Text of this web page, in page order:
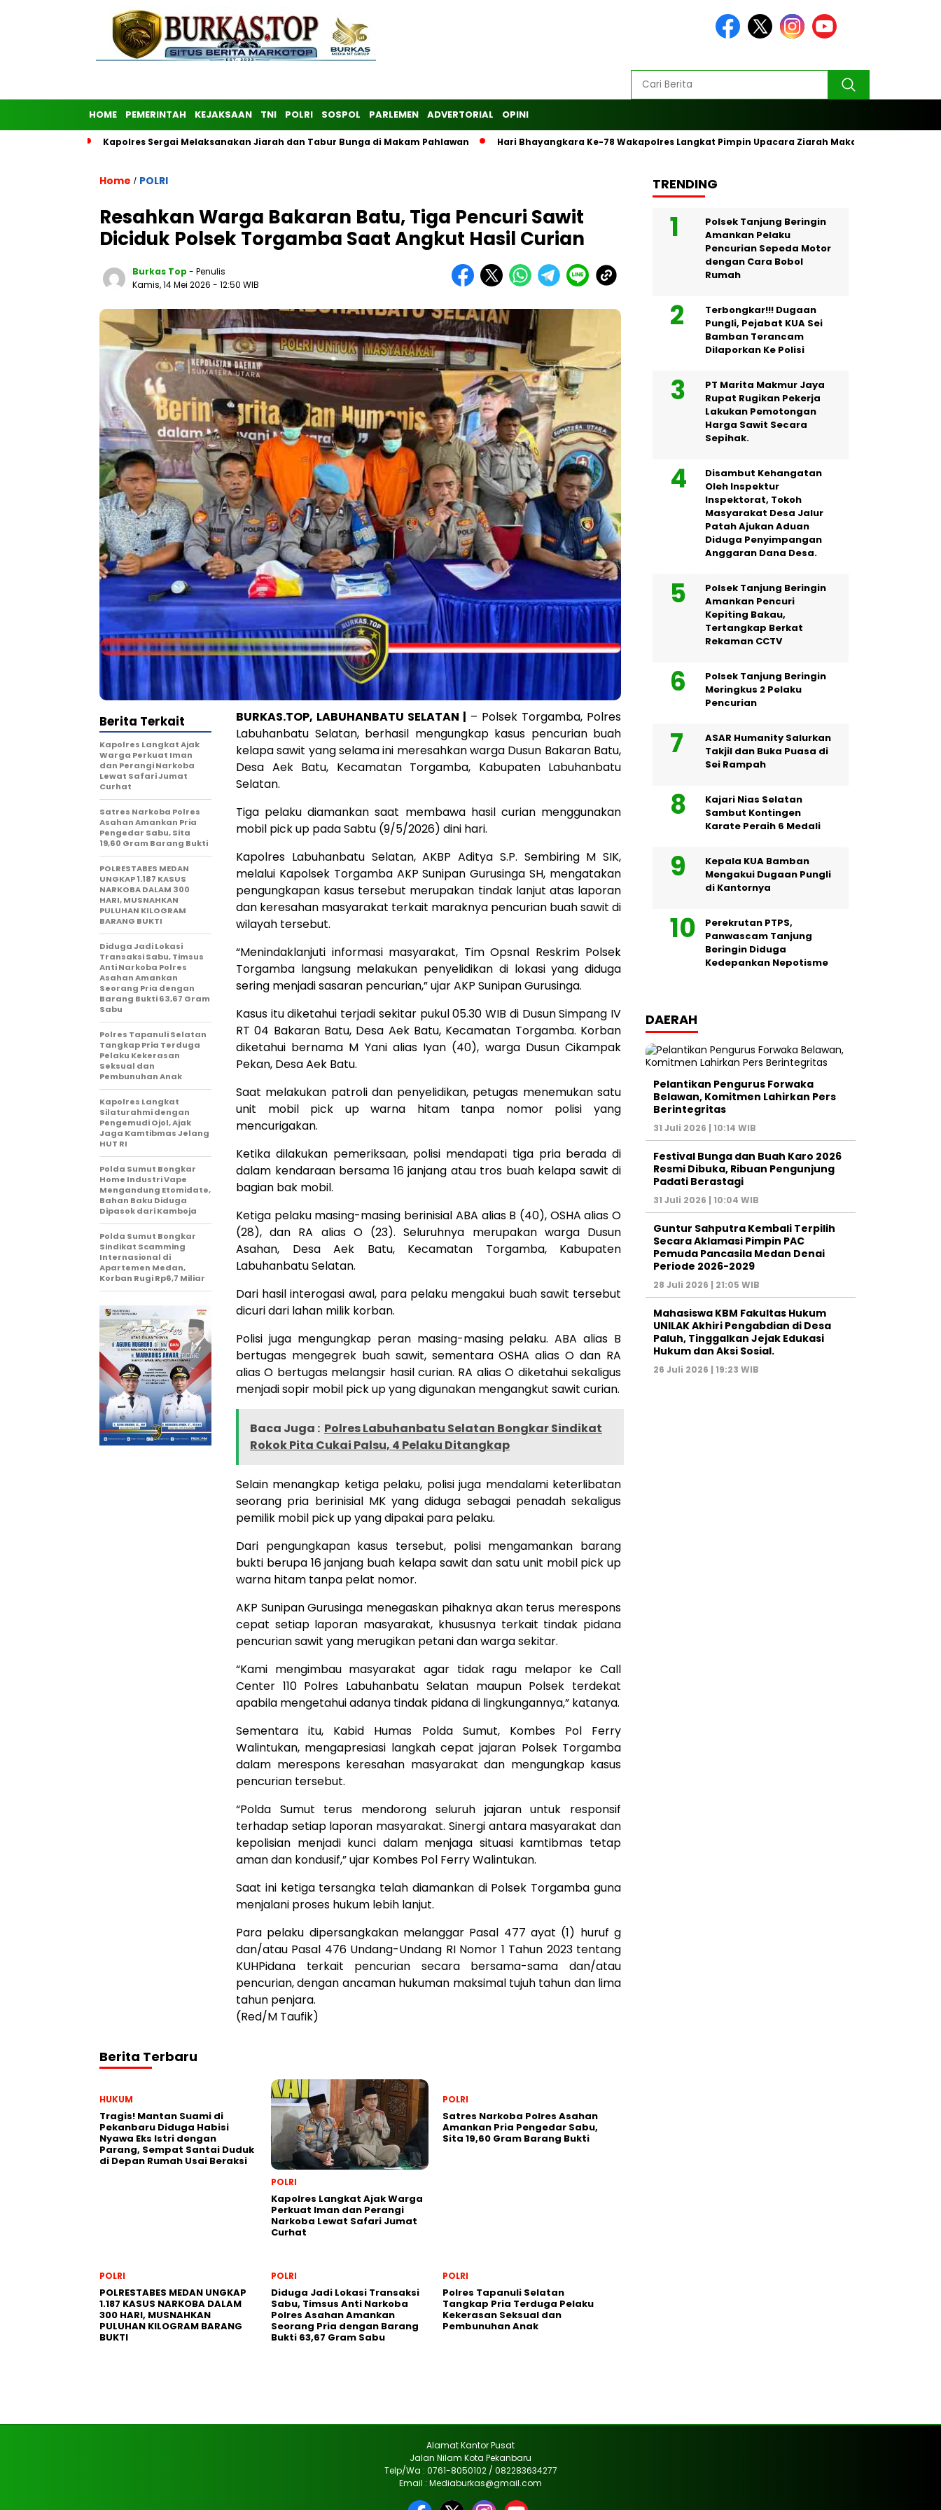
HOME PEMERINTAH KEJAKSAAN TNI POLRI SOSPOL PARLEMEN ADVERTORIAL OPINI
Kapolres Sergai Melaksanakan Jiarah dan Tabur Bunga di Makam Pahlawan Hari Bhayangkara Ke-78 Wakapolres Langkat Pimpin Upacara Ziarah Makam Pahlawan
Home / POLRI
Resahkan Warga Bakaran Batu, Tiga Pencuri Sawit
Diciduk Polsek Torgamba Saat Angkut Hasil Curian
Burkas Top - Penulis
Kamis, 14 Mei 2026 - 12:50 WIB
BURKAS.TOP, LABUHANBATU SELATAN | – Polsek Torgamba, Polres
Labuhanbatu Selatan, berhasil mengungkap kasus pencurian buah
kelapa sawit yang selama ini meresahkan warga Dusun Bakaran Batu,
Desa Aek Batu, Kecamatan Torgamba, Kabupaten Labuhanbatu
Selatan.
Tiga pelaku diamankan saat membawa hasil curian menggunakan
mobil pick up pada Sabtu (9/5/2026) dini hari.
Kapolres Labuhanbatu Selatan, AKBP Aditya S.P. Sembiring M SIK,
melalui Kapolsek Torgamba AKP Sunipan Gurusinga SH, mengatakan
pengungkapan kasus tersebut merupakan tindak lanjut atas laporan
dan keresahan masyarakat terkait maraknya pencurian buah sawit di
wilayah tersebut.
“Menindaklanjuti informasi masyarakat, Tim Opsnal Reskrim Polsek
Torgamba langsung melakukan penyelidikan di lokasi yang diduga
sering menjadi sasaran pencurian,” ujar AKP Sunipan Gurusinga.
Kasus itu diketahui terjadi sekitar pukul 05.30 WIB di Dusun Simpang IV
RT 04 Bakaran Batu, Desa Aek Batu, Kecamatan Torgamba. Korban
diketahui bernama M Yani alias Iyan (40), warga Dusun Cikampak
Pekan, Desa Aek Batu.
Saat melakukan patroli dan penyelidikan, petugas menemukan satu
unit mobil pick up warna hitam tanpa nomor polisi yang
mencurigakan.
Ketika dilakukan pemeriksaan, polisi mendapati tiga pria berada di
dalam kendaraan bersama 16 janjang atau tros buah kelapa sawit di
bagian bak mobil.
Ketiga pelaku masing-masing berinisial ABA alias B (40), OSHA alias O
(28), dan RA alias O (23). Seluruhnya merupakan warga Dusun
Asahan, Desa Aek Batu, Kecamatan Torgamba, Kabupaten
Labuhanbatu Selatan.
Dari hasil interogasi awal, para pelaku mengakui buah sawit tersebut
dicuri dari lahan milik korban.
Polisi juga mengungkap peran masing-masing pelaku. ABA alias B
bertugas mengegrek buah sawit, sementara OSHA alias O dan RA
alias O bertugas melangsir hasil curian. RA alias O diketahui sekaligus
menjadi sopir mobil pick up yang digunakan mengangkut sawit curian.
Baca Juga : Polres Labuhanbatu Selatan Bongkar Sindikat
Rokok Pita Cukai Palsu, 4 Pelaku Ditangkap
Selain menangkap ketiga pelaku, polisi juga mendalami keterlibatan
seorang pria berinisial MK yang diduga sebagai penadah sekaligus
pemilik mobil pick up yang dipakai para pelaku.
Dari pengungkapan kasus tersebut, polisi mengamankan barang
bukti berupa 16 janjang buah kelapa sawit dan satu unit mobil pick up
warna hitam tanpa pelat nomor.
AKP Sunipan Gurusinga menegaskan pihaknya akan terus merespons
cepat setiap laporan masyarakat, khususnya terkait tindak pidana
pencurian sawit yang merugikan petani dan warga sekitar.
“Kami mengimbau masyarakat agar tidak ragu melapor ke Call
Center 110 Polres Labuhanbatu Selatan maupun Polsek terdekat
apabila mengetahui adanya tindak pidana di lingkungannya,” katanya.
Sementara itu, Kabid Humas Polda Sumut, Kombes Pol Ferry
Walintukan, mengapresiasi langkah cepat jajaran Polsek Torgamba
dalam merespons keresahan masyarakat dan mengungkap kasus
pencurian tersebut.
“Polda Sumut terus mendorong seluruh jajaran untuk responsif
terhadap setiap laporan masyarakat. Sinergi antara masyarakat dan
kepolisian menjadi kunci dalam menjaga situasi kamtibmas tetap
aman dan kondusif,” ujar Kombes Pol Ferry Walintukan.
Saat ini ketiga tersangka telah diamankan di Polsek Torgamba guna
menjalani proses hukum lebih lanjut.
Para pelaku dipersangkakan melanggar Pasal 477 ayat (1) huruf g
dan/atau Pasal 476 Undang-Undang RI Nomor 1 Tahun 2023 tentang
KUHPidana terkait pencurian secara bersama-sama dan/atau
pencurian, dengan ancaman hukuman maksimal tujuh tahun dan lima
tahun penjara.
(Red/M Taufik)
Berita Terkait
Kapolres Langkat Ajak
Warga Perkuat Iman
dan Perangi Narkoba
Lewat Safari Jumat
Curhat
Satres Narkoba Polres
Asahan Amankan Pria
Pengedar Sabu, Sita
19,60 Gram Barang Bukti
POLRESTABES MEDAN
UNGKAP 1.187 KASUS
NARKOBA DALAM 300
HARI, MUSNAHKAN
PULUHAN KILOGRAM
BARANG BUKTI
Diduga Jadi Lokasi
Transaksi Sabu, Timsus
Anti Narkoba Polres
Asahan Amankan
Seorang Pria dengan
Barang Bukti 63,67 Gram
Sabu
Polres Tapanuli Selatan
Tangkap Pria Terduga
Pelaku Kekerasan
Seksual dan
Pembunuhan Anak
Kapolres Langkat
Silaturahmi dengan
Pengemudi Ojol, Ajak
Jaga Kamtibmas Jelang
HUT RI
Polda Sumut Bongkar
Home Industri Vape
Mengandung Etomidate,
Bahan Baku Diduga
Dipasok dari Kamboja
Polda Sumut Bongkar
Sindikat Scamming
Internasional di
Apartemen Medan,
Korban Rugi Rp6,7 Miliar
Berita Terbaru
HUKUM
Tragis! Mantan Suami di
Pekanbaru Diduga Habisi
Nyawa Eks Istri dengan
Parang, Sempat Santai Duduk
di Depan Rumah Usai Beraksi
POLRI
Kapolres Langkat Ajak Warga
Perkuat Iman dan Perangi
Narkoba Lewat Safari Jumat
Curhat
POLRI
Satres Narkoba Polres Asahan
Amankan Pria Pengedar Sabu,
Sita 19,60 Gram Barang Bukti
POLRI
POLRESTABES MEDAN UNGKAP
1.187 KASUS NARKOBA DALAM
300 HARI, MUSNAHKAN
PULUHAN KILOGRAM BARANG
BUKTI
POLRI
Diduga Jadi Lokasi Transaksi
Sabu, Timsus Anti Narkoba
Polres Asahan Amankan
Seorang Pria dengan Barang
Bukti 63,67 Gram Sabu
POLRI
Polres Tapanuli Selatan
Tangkap Pria Terduga Pelaku
Kekerasan Seksual dan
Pembunuhan Anak
TRENDING
Polsek Tanjung Beringin
Amankan Pelaku
Pencurian Sepeda Motor
dengan Cara Bobol
Rumah
Terbongkar!!! Dugaan
Pungli, Pejabat KUA Sei
Bamban Terancam
Dilaporkan Ke Polisi
PT Marita Makmur Jaya
Rupat Rugikan Pekerja
Lakukan Pemotongan
Harga Sawit Secara
Sepihak.
Disambut Kehangatan
Oleh Inspektur
Inspektorat, Tokoh
Masyarakat Desa Jalur
Patah Ajukan Aduan
Diduga Penyimpangan
Anggaran Dana Desa.
Polsek Tanjung Beringin
Amankan Pencuri
Kepiting Bakau,
Tertangkap Berkat
Rekaman CCTV
Polsek Tanjung Beringin
Meringkus 2 Pelaku
Pencurian
ASAR Humanity Salurkan
Takjil dan Buka Puasa di
Sei Rampah
Kajari Nias Selatan
Sambut Kontingen
Karate Peraih 6 Medali
Kepala KUA Bamban
Mengakui Dugaan Pungli
di Kantornya
Perekrutan PTPS,
Panwascam Tanjung
Beringin Diduga
Kedepankan Nepotisme
DAERAH
Pelantikan Pengurus Forwaka
Belawan, Komitmen Lahirkan Pers
Berintegritas
31 Juli 2026 | 10:14 WIB
Festival Bunga dan Buah Karo 2026
Resmi Dibuka, Ribuan Pengunjung
Padati Berastagi
31 Juli 2026 | 10:04 WIB
Guntur Sahputra Kembali Terpilih
Secara Aklamasi Pimpin PAC
Pemuda Pancasila Medan Denai
Periode 2026-2029
28 Juli 2026 | 21:05 WIB
Mahasiswa KBM Fakultas Hukum
UNILAK Akhiri Pengabdian di Desa
Paluh, Tinggalkan Jejak Edukasi
Hukum dan Aksi Sosial.
26 Juli 2026 | 19:23 WIB
Alamat Kantor Pusat
Jalan Nilam Kota Pekanbaru
Telp/Wa : 0761-8050102 / 082283634277
Email : Mediaburkas@gmail.com